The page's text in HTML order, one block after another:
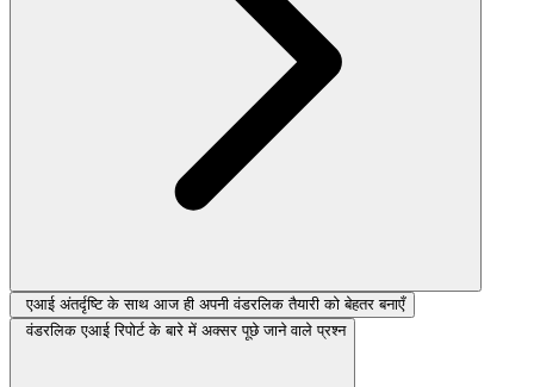
एआई अंतर्दृष्टि के साथ आज ही अपनी वंडरलिक तैयारी को बेहतर बनाएँ
वंडरलिक एआई रिपोर्ट के बारे में अक्सर पूछे जाने वाले प्रश्न